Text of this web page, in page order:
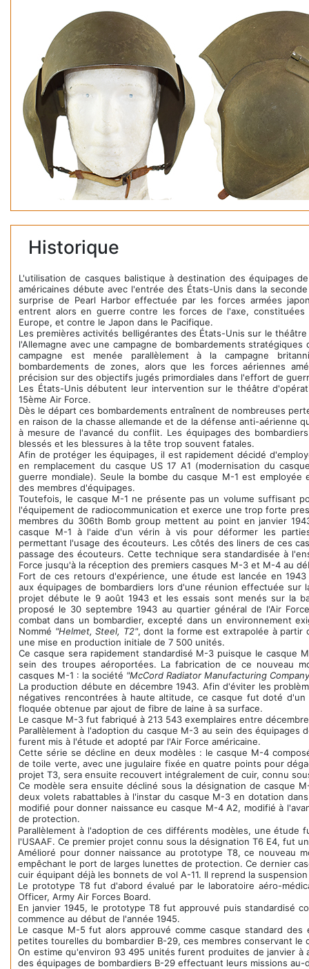
Historique
L'utilisation de casques balistique à destination des équipages
américaines débute avec l'entrée des États-Unis dans la
surprise de Pearl Harbor effectuée par les forces armées
entrent alors en guerre contre les forces de l'axe, constituées
Europe, et contre le Japon dans le Pacifique.
Les premières activités belligérantes des États-Unis sur le
l'Allemagne avec une campagne de bombardements
campagne est menée parallèlement à la campagne
bombardements de zones, alors que les forces aériennes
précision sur des objectifs jugés primordiales dans l'effort de
Les États-Unis débutent leur intervention sur le théâtre
15ème Air Force.
Dès le départ ces bombardements entraînent de nombreuses
en raison de la chasse allemande et de la défense anti-aérienne
à mesure de l'avancé du conflit. Les équipages des
blessés et les blessures à la tête trop souvent fatales.
Afin de protéger les équipages, il est rapidement décidé
en remplacement du casque US 17 A1 (modernisation du
guerre mondiale). Seule la bombe du casque M-1 est
des membres d'équipages.
Toutefois, le casque M-1 ne présente pas un volume suffisant
l'équipement de radiocommunication et exerce une trop forte
membres du 306th Bomb group mettent au point en janvier
casque M-1 à l'aide d'un vérin à vis pour déformer les
permettant l'usage des écouteurs. Les côtés des liners de ces
passage des écouteurs. Cette technique sera standardisée à
Force jusqu'à la réception des premiers casques M-3 et M-4 au
Fort de ces retours d'expérience, une étude est lancée en
aux équipages de bombardiers lors d'une réunion effectuée sur
projet débute le 9 août 1943 et les essais sont menés sur la
proposé le 30 septembre 1943 au quartier général de l'Air
combat dans un bombardier, excepté dans un environnement
Nommé "Helmet, Steel, T2", dont la forme est extrapolée à partir
une mise en production initiale de 7 500 unités.
Ce casque sera rapidement standardisé M-3 puisque le casque
sein des troupes aéroportées. La fabrication de ce nouveau
casques M-1 : la société "McCord Radiator Manufacturing
La production débute en décembre 1943. Afin d'éviter les
négatives rencontrées à haute altitude, ce casque fut doté
floquée obtenue par ajout de fibre de laine à sa surface.
Le casque M-3 fut fabriqué à 213 543 exemplaires entre
Parallèlement à l'adoption du casque M-3 au sein des équipages
furent mis à l'étude et adopté par l'Air Force américaine.
Cette série se décline en deux modèles : le casque M-4
de toile verte, avec une jugulaire fixée en quatre points pour
projet T3, sera ensuite recouvert intégralement de cuir, connu
Ce modèle sera ensuite décliné sous la désignation de casque
deux volets rabattables à l'instar du casque M-3 en dotation
modifié pour donner naissance eu casque M-4 A2, modifié à
de protection.
Parallèlement à l'adoption de ces différents modèles, une étude
l'USAAF. Ce premier projet connu sous la désignation T6 E4, fut
Amélioré pour donner naissance au prototype T8, ce nouveau
empêchant le port de larges lunettes de protection. Ce dernier
cuir équipant déjà les bonnets de vol A-11. Il reprend la
Le prototype T8 fut d'abord évalué par le laboratoire aéro-
Officer, Army Air Forces Board.
En janvier 1945, le prototype T8 fut approuvé puis standardisé
commence au début de l'année 1945.
Le casque M-5 fut alors approuvé comme casque standard
petites tourelles du bombardier B-29, ces membres conservant le
On estime qu'environ 93 495 unités furent produites de janvier
des équipages de bombardiers B-29 effectuant leurs missions au-